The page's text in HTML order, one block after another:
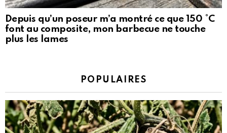
Depuis qu’un poseur m’a montré ce que 150 °C
font au composite, mon barbecue ne touche
plus les lames
POPULAIRES